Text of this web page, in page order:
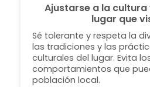
Ajustarse a la
lugar que
Sé tolerante y respeta la
las tradiciones y las
culturales del lugar. Evita
comportamientos que
población local.